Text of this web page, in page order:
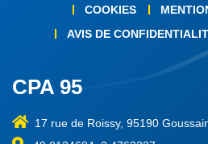
COOKIES
AVIS DE
CPA 95
17 rue de Roissy, 95190